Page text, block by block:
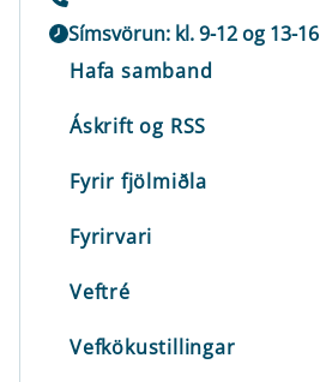
Símsvörun: kl. 9-12 og 13-16
Hafa samband
Áskrift og RSS
Fyrir fjölmiðla
Fyrirvari
Veftré
Vefkökustillingar